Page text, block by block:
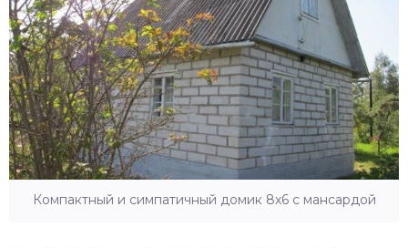
Компактный и симпатичный домик 8х6 с мансардой